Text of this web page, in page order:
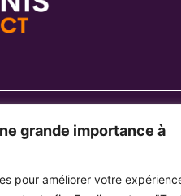
grande importance à
pour améliorer votre
un écosystème de